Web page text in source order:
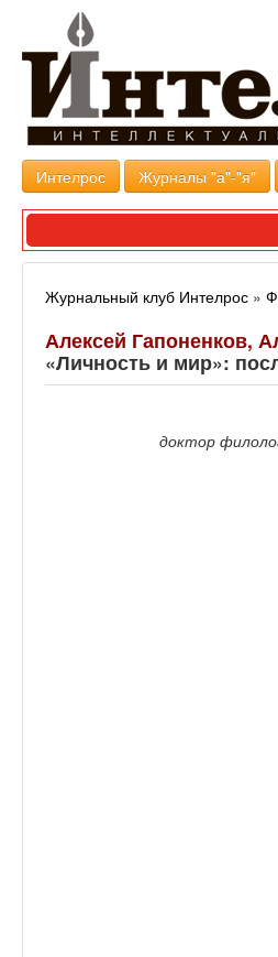
Интелрос Журналы "а"-"я"
Журнальный клуб Интелрос »
Алексей Гапоненков,
«Личность и мир»:
доктор